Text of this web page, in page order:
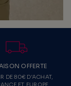
OFFERTE
DE 80€ D'ACHAT,